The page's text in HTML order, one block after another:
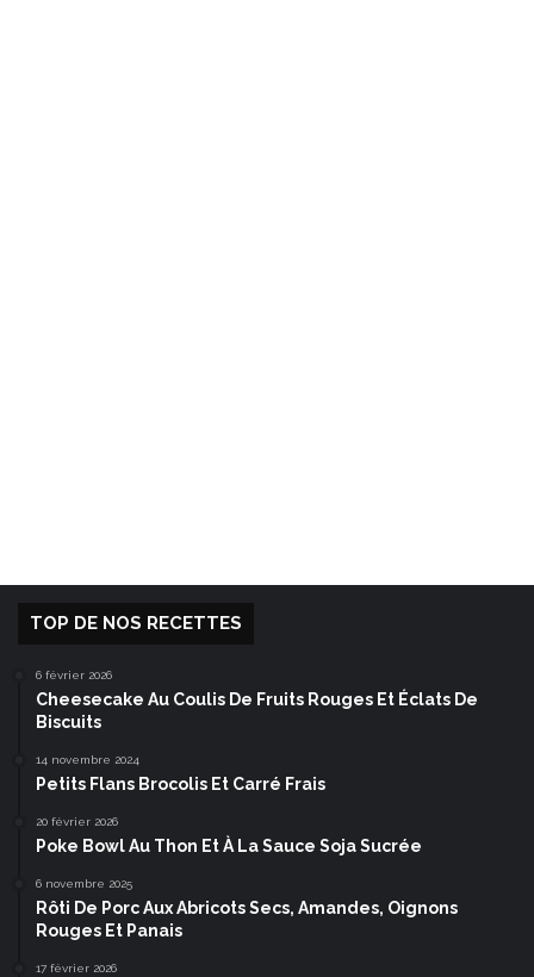
TOP DE NOS RECETTES
6 février 2026
Cheesecake Au Coulis De Fruits Rouges Et Éclats De
Biscuits
14 novembre 2024
Petits Flans Brocolis Et Carré Frais
20 février 2026
Poke Bowl Au Thon Et À La Sauce Soja Sucrée
6 novembre 2025
Rôti De Porc Aux Abricots Secs, Amandes, Oignons
Rouges Et Panais
17 février 2026